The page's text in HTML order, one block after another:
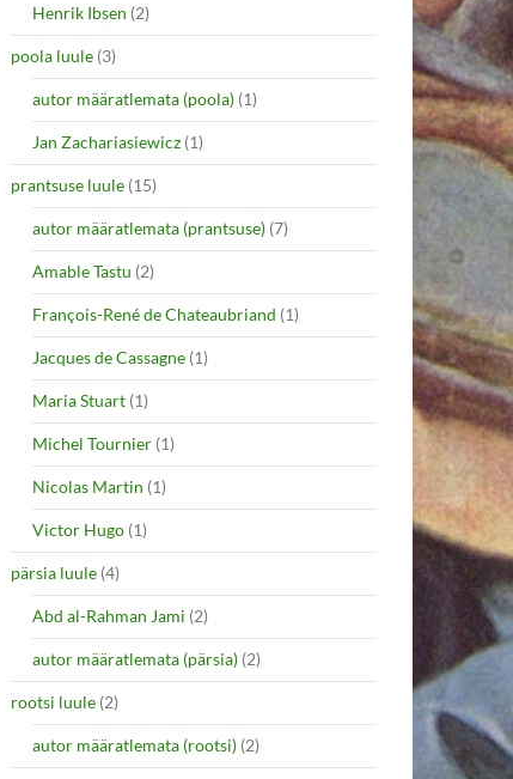
Henrik Ibsen (2)
poola luule (3)
autor määratlemata (poola) (1)
Jan Zachariasiewicz (1)
prantsuse luule (15)
autor määratlemata (prantsuse) (7)
Amable Tastu (2)
François-René de Chateaubriand (1)
Jacques de Cassagne (1)
Maria Stuart (1)
Michel Tournier (1)
Nicolas Martin (1)
Victor Hugo (1)
pärsia luule (4)
Abd al-Rahman Jami (2)
autor määratlemata (pärsia) (2)
rootsi luule (2)
autor määratlemata (rootsi) (2)